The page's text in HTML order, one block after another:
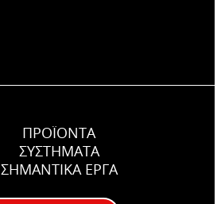
ΠΡΟΪΟΝΤΑ
ΣΥΣΤΉΜΑΤΑ
ΣΗΜΑΝΤΙΚΆ ΕΡΓΑ